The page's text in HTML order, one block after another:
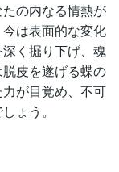
の内なる情熱が
は表面的な変化
く掘り下げ、魂
皮を遂げる蝶の
が目覚め、不可
ょう。